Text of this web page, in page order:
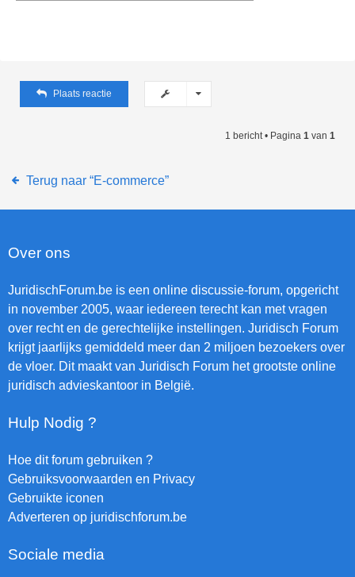
Plaats reactie
1 bericht • Pagina 1 van 1
Terug naar “E-commerce”
Over ons
JuridischForum.be is een online discussie-forum, opgericht
in november 2005, waar iedereen terecht kan met vragen
over recht en de gerechtelijke instellingen. Juridisch Forum
krijgt jaarlijks gemiddeld meer dan 2 miljoen bezoekers over
de vloer. Dit maakt van Juridisch Forum het grootste online
juridisch advieskantoor in België.
Hulp Nodig ?
Hoe dit forum gebruiken ?
Gebruiksvoorwaarden en Privacy
Gebruikte iconen
Adverteren op juridischforum.be
Sociale media